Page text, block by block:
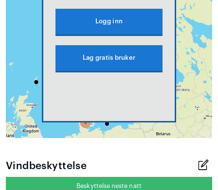
Logg inn
Lag gratis bruker
Vindbeskyttelse
Beskyttelse neste natt